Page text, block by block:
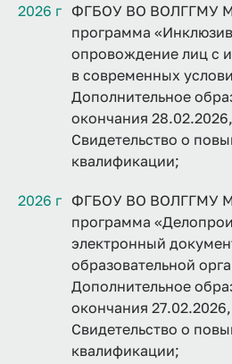
2026 г ФГБОУ ВО ВОЛГГМУ
программа
опровождение лиц с
в современных
Дополнительное
окончания
Свидетельство о
квалификации;
2026 г ФГБОУ ВО ВОЛГГМУ
программа
электронный
образовательной
Дополнительное
окончания
Свидетельство о
квалификации;